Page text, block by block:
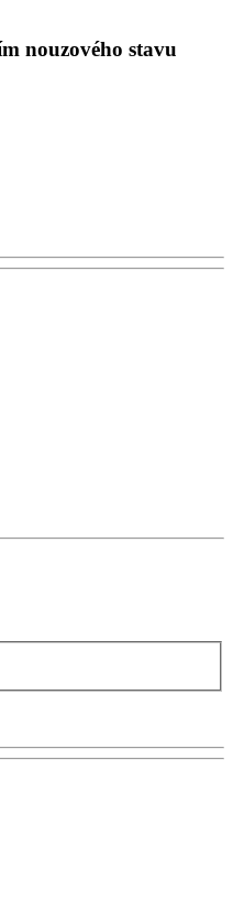
nouzového stavu